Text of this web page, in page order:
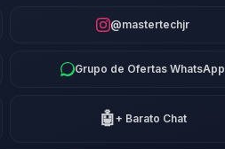
@mastertechjr
Grupo de Ofertas WhatsApp
🤖+ Barato Chat